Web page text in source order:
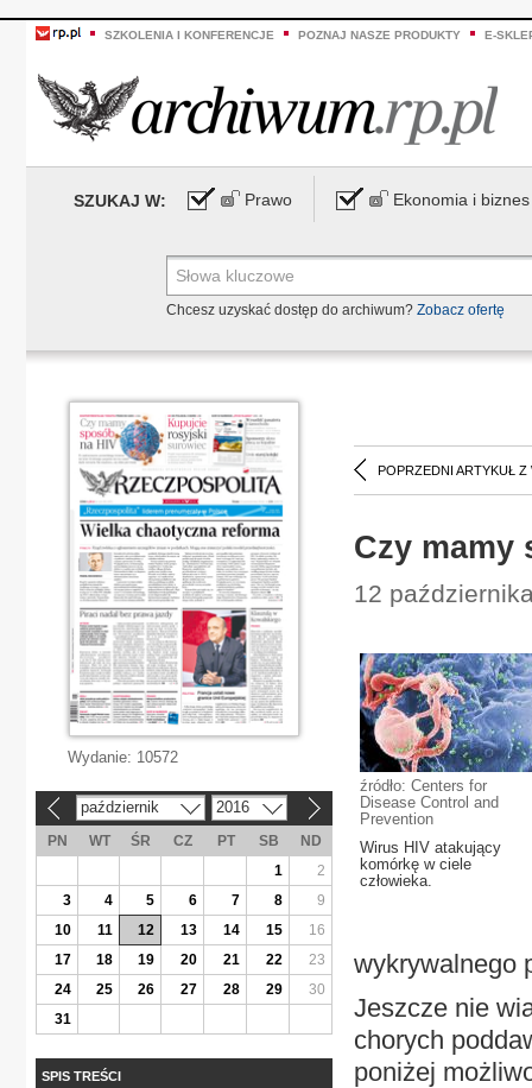
SZKOLENIA I KONFERENCJE POZNAJ NASZE PRODUKTY E-
SZUKAJ W: Prawo Ekonomia i biznes
Chcesz uzyskać dostęp do archiwum? Zobacz ofertę
POPRZEDNI ARTYKUŁ Z
Czy mamy
12
źródło: Centers for
Disease Control and
Prevention
Wirus HIV atakujący
komórkę w ciele
człowieka.
wykrywalnego
Jeszcze nie
chorych
poniżej
Wydanie: 10572
październik 2016
PN WT ŚR CZ PT SB
ND
1
2
3
4 5 6 7 8
9
10
11 12 13 14 15
16
17
18 19 20 21 22
23
24
25 26 27 28 29
30
31
SPIS TREŚCI